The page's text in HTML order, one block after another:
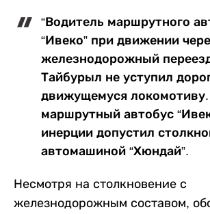
“Водитель маршрутного
“Ивеко” при движении
железнодорожный
Тайбурыл не уступил
движущемуся
маршрутный автобус
инерции допустил
автомашиной “Хюндай”.
Несмотря на столкновение с
железнодорожным составом,